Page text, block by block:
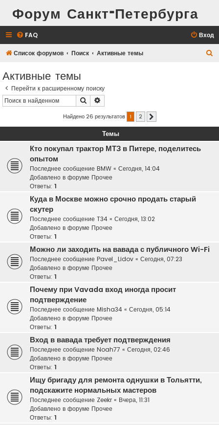
Форум Санкт-Петербурга
FAQ Вход
Список форумов Поиск Активные темы
Активные темы
Перейти к расширенному поиску
Поиск
Найдено 26 результатов 1 2
Темы
Кто покупал трактор МТЗ в Питере, поделитесь
опытом
Последнее сообщение BMW « Сегодня, 14:04
Добавлено в форуме Прочее
Ответы: 1
Куда в Москве можно срочно продать старый
скутер
Последнее сообщение T34 « Сегодня, 13:02
Добавлено в форуме Прочее
Ответы: 1
Можно ли заходить на вавада с публичного Wi-Fi
Последнее сообщение Pavel_Lidov « Сегодня, 07:23
Добавлено в форуме Прочее
Ответы: 1
Почему при Vavada вход иногда просит
подтверждение
Последнее сообщение Misha34 « Сегодня, 05:14
Добавлено в форуме Прочее
Ответы: 1
Вход в вавада требует подтверждения
Последнее сообщение Noah77 « Сегодня, 02:46
Добавлено в форуме Прочее
Ответы: 1
Ищу бригаду для ремонта однушки в Тольятти,
подскажите нормальных мастеров
Последнее сообщение Zeekr « Вчера, 11:31
Добавлено в форуме Прочее
Ответы: 1